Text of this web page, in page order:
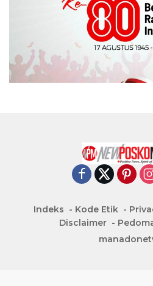
Indeks Kode Etik
Disclaimer